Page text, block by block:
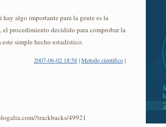
algo importante para la gente es la
procedimiento decidido para comprobar la
simple hecho estadístico.
2007-06-02 18:58|Metodo cientifico|
trackbacks/49921